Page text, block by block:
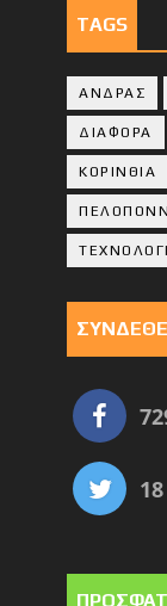
TAGS
ΑΝΔΡΑΣ
ΔΙΑΦΟΡΑ
ΚΟΡΙΝΘΙA
18